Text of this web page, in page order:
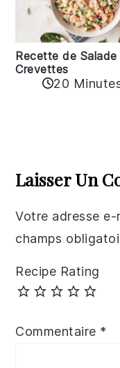
Recette de Salade
Crevettes
20
Laisser Un
Votre adresse e-
champs
Recipe Rating
Commentaire *